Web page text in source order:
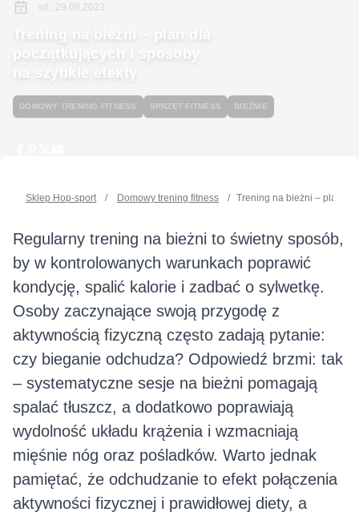
wt., 29.08.2023
Trening na bieżni – plan dla
początkujących i sposoby
na szybkie efekty
DOMOWY TRENING FITNESS SPRZĘT FITNESS BIEŻNIE
Sklep Hop-sport / Domowy trening fitness / Trening na bieżni – plan
Regularny trening na bieżni to świetny sposób,
by w kontrolowanych warunkach poprawić
kondycję, spalić kalorie i zadbać o sylwetkę.
Osoby zaczynające swoją przygodę z
aktywnością fizyczną często zadają pytanie:
czy bieganie odchudza? Odpowiedź brzmi: tak
– systematyczne sesje na bieżni pomagają
spalać tłuszcz, a dodatkowo poprawiają
wydolność układu krążenia i wzmacniają
mięśnie nóg oraz pośladków. Warto jednak
pamiętać, że odchudzanie to efekt połączenia
aktywności fizycznej i prawidłowej diety, a